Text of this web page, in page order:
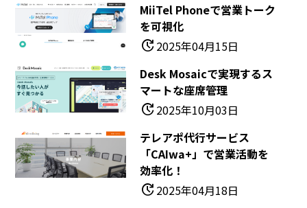
MiiTel Phoneで営業トーク
を可視化
update2025年04月15日
Desk Mosaicで実現するス
マートな座席管理
update2025年10月03日
テレアポ代行サービス
「cAIwa+」で営業活動を
効率化！
update2025年04月18日